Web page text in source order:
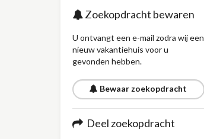
Zoekopdracht bewaren
U ontvangt een e-mail zodra wij een
nieuw vakantiehuis voor u
gevonden hebben.
Bewaar zoekopdracht
Deel zoekopdracht